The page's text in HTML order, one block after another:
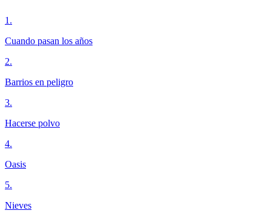
1 .
Cuando pasan los años
2.
Barrios en peligro
3.
Hacerse polvo
4.
Oasis
5.
Nieves